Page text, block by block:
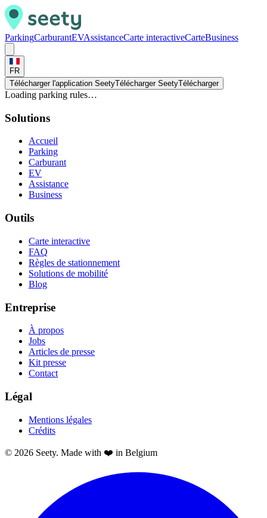
ParkingCarburantEVAssistanceCarte interactiveCarteBusiness
FR
Télécharger l'application SeetyTélécharger SeetyTélécharger
Loading parking rules…
Solutions
Accueil
Parking
Carburant
EV
Assistance
Business
Outils
Carte interactive
FAQ
Règles de stationnement
Solutions de mobilité
Blog
Entreprise
À propos
Jobs
Articles de presse
Kit presse
Contact
Légal
Mentions légales
Crédits
© 2026 Seety. Made with ❤️ in Belgium